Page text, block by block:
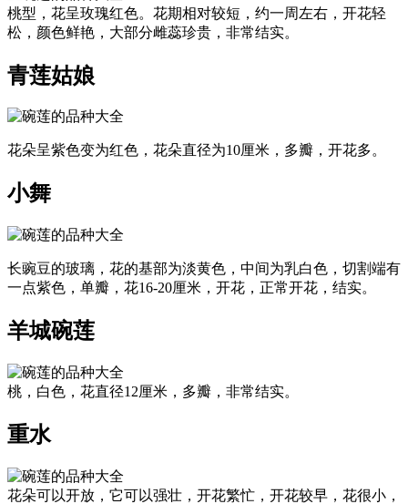
桃型，花呈玫瑰红色。花期相对较短，约一周左右，开花轻
松，颜色鲜艳，大部分雌蕊珍贵，非常结实。
青莲姑娘
花朵呈紫色变为红色，花朵直径为10厘米，多瓣，开花多。
小舞
长豌豆的玻璃，花的基部为淡黄色，中间为乳白色，切割端有
一点紫色，单瓣，花16-20厘米，开花，正常开花，结实。
羊城碗莲
桃，白色，花直径12厘米，多瓣，非常结实。
重水
花朵可以开放，它可以强壮，开花繁忙，开花较早，花很小，